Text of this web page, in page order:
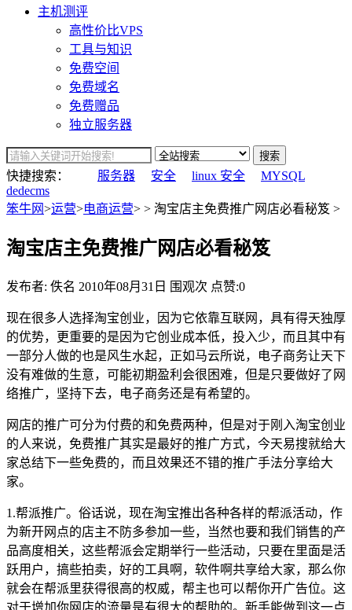
主机测评
高性价比VPS
工具与知识
免费空间
免费域名
免费赠品
独立服务器
搜索
快捷搜索： 服务器 安全 linux 安全
MYSQL
dedecms
笨牛网>运营>电商运营> > 淘宝店主免费推广网店必看秘笈 >
淘宝店主免费推广网店必看秘笈
发布者: 佚名 2010年08月31日 围观次 点赞:0
现在很多人选择淘宝创业，因为它依靠互联网，具有得天独厚
的优势，更重要的是因为它创业成本低，投入少，而且其中有
一部分人做的也是风生水起，正如马云所说，电子商务让天下
没有难做的生意，可能初期盈利会很困难，但是只要做好了网
络推广，坚持下去，电子商务还是有希望的。
网店的推广可分为付费的和免费两种，但是对于刚入淘宝创业
的人来说，免费推广其实是最好的推广方式，今天易搜就给大
家总结下一些免费的，而且效果还不错的推广手法分享给大
家。
1.帮派推广。俗话说，现在淘宝推出各种各样的帮派活动，作
为新开网点的店主不防多参加一些，当然也要和我们销售的产
品高度相关，这些帮派会定期举行一些活动，只要在里面是活
跃用户，搞些拍卖，好的工具啊，软件啊共享给大家，那么你
就会在帮派里获得很高的权威，帮主也可以帮你开广告位。这
对于增加你网店的流量是有很大的帮助的。新手能做到这一点